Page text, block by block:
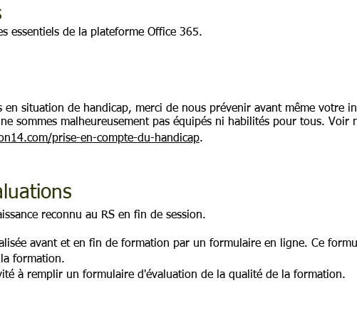
essentiels de la plateforme Office 365.
en situation de handicap, merci de nous prévenir avant même votre
sommes malheureusement pas équipés ni habilités pour tous. Voir
prise-en-compte-du-handicap.
reconnu au RS en fin de session.
avant et en fin de formation par un formulaire en ligne. Ce
formation.
à remplir un formulaire d'évaluation de la qualité de la formation.